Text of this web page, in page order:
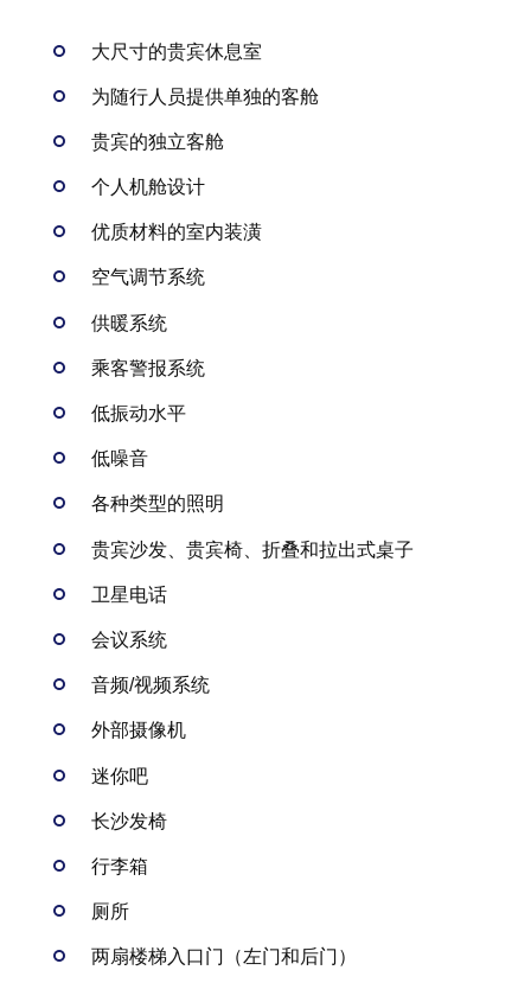
大尺寸的贵宾休息室
为随行人员提供单独的客舱
贵宾的独立客舱
个人机舱设计
优质材料的室内装潢
空气调节系统
供暖系统
乘客警报系统
低振动水平
低噪音
各种类型的照明
贵宾沙发、贵宾椅、折叠和拉出式桌子
卫星电话
会议系统
音频/视频系统
外部摄像机
迷你吧
长沙发椅
行李箱
厕所
两扇楼梯入口门（左门和后门）